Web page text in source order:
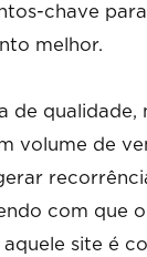
chave
melhor.
de qualidade,
volume de
com que
site é